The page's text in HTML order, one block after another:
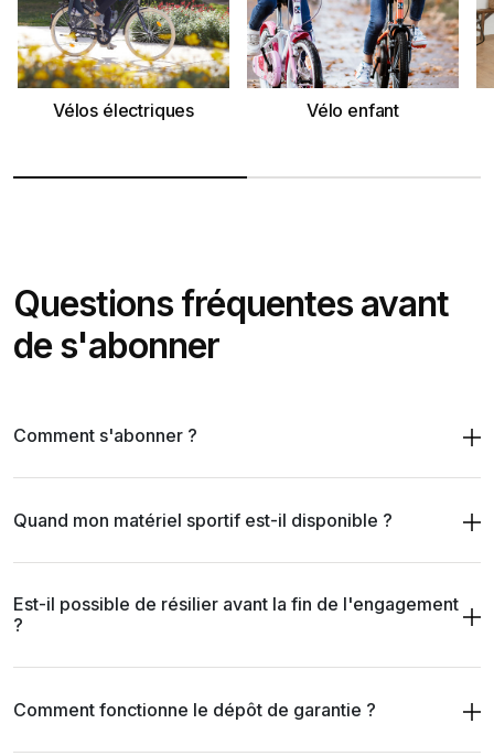
Vélos électriques Vélo enfant
Questions fréquentes avant
de s'abonner
Comment s'abonner ?
Quand mon matériel sportif est-il disponible ?
Est-il possible de résilier avant la fin de l'engagement
?
Comment fonctionne le dépôt de garantie ?